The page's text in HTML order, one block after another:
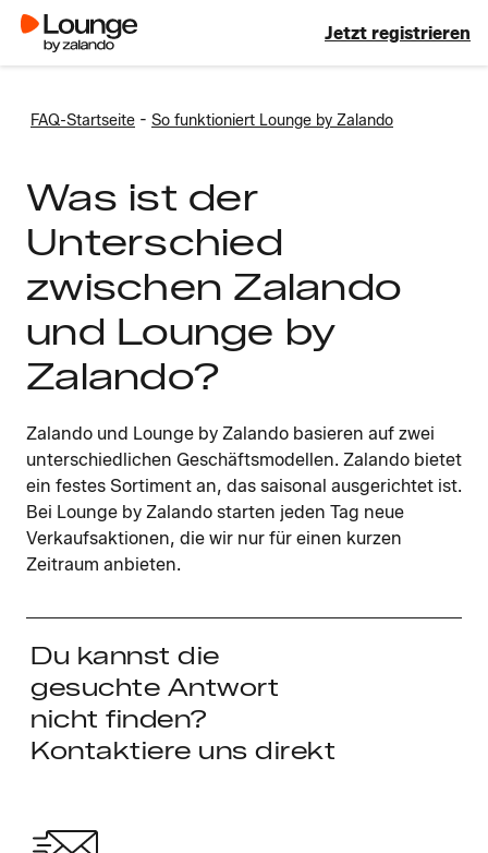
Jetzt registrieren
FAQ-Startseite - So funktioniert Lounge by Zalando
Was ist der
Unterschied
zwischen Zalando
und Lounge by
Zalando?
Zalando und Lounge by Zalando basieren auf zwei
unterschiedlichen Geschäftsmodellen. Zalando bietet
ein festes Sortiment an, das saisonal ausgerichtet ist.
Bei Lounge by Zalando starten jeden Tag neue
Verkaufsaktionen, die wir nur für einen kurzen
Zeitraum anbieten.
Du kannst die
gesuchte Antwort
nicht finden?
Kontaktiere uns direkt